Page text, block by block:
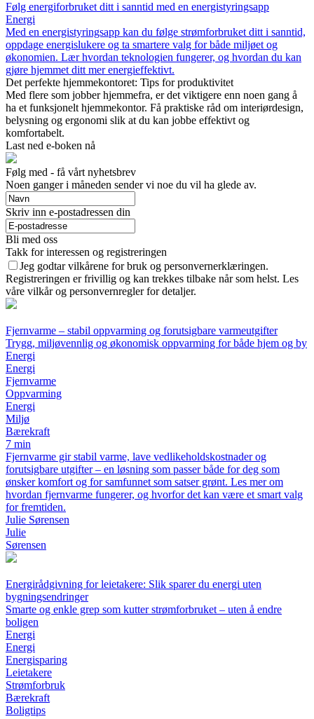
Følg energiforbruket ditt i sanntid med en energistyringsapp
Energi
Med en energistyringsapp kan du følge strømforbruket ditt i sanntid,
oppdage energislukere og ta smartere valg for både miljøet og
økonomien. Lær hvordan teknologien fungerer, og hvordan du kan
gjøre hjemmet ditt mer energieffektivt.
Det perfekte hjemmekontoret: Tips for produktivitet
Med flere som jobber hjemmefra, er det viktigere enn noen gang å
ha et funksjonelt hjemmekontor. Få praktiske råd om interiørdesign,
belysning og ergonomi slik at du kan jobbe effektivt og
komfortabelt.
Last ned e-boken nå
Følg med - få vårt nyhetsbrev
Noen ganger i måneden sender vi noe du vil ha glede av.
Skriv inn e-postadressen din
Bli med oss
Takk for interessen og registreringen
Jeg godtar vilkårene for bruk og personvernerklæringen.
Registreringen er frivillig og kan trekkes tilbake når som helst. Les
våre vilkår og personvernregler for detaljer.
Fjernvarme – stabil oppvarming og forutsigbare varmeutgifter
Trygg, miljøvennlig og økonomisk oppvarming for både hjem og by
Energi
Energi
Fjernvarme
Oppvarming
Energi
Miljø
Bærekraft
7 min
Fjernvarme gir stabil varme, lave vedlikeholdskostnader og
forutsigbare utgifter – en løsning som passer både for deg som
ønsker komfort og for samfunnet som satser grønt. Les mer om
hvordan fjernvarme fungerer, og hvorfor det kan være et smart valg
for fremtiden.
Julie Sørensen
Julie
Sørensen
Energirådgivning for leietakere: Slik sparer du energi uten
bygningsendringer
Smarte og enkle grep som kutter strømforbruket – uten å endre
boligen
Energi
Energi
Energisparing
Leietakere
Strømforbruk
Bærekraft
Boligtips